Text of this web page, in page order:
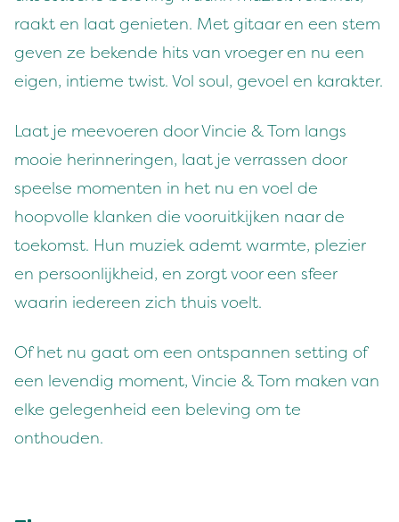
raakt en laat genieten. Met gitaar en een stem
geven ze bekende hits van vroeger en nu een
eigen, intieme twist. Vol soul, gevoel en karakter.
Laat je meevoeren door Vincie & Tom langs
mooie herinneringen, laat je verrassen door
speelse momenten in het nu en voel de
hoopvolle klanken die vooruitkijken naar de
toekomst. Hun muziek ademt warmte, plezier
en persoonlijkheid, en zorgt voor een sfeer
waarin iedereen zich thuis voelt.
Of het nu gaat om een ontspannen setting of
een levendig moment, Vincie & Tom maken van
elke gelegenheid een beleving om te
onthouden.